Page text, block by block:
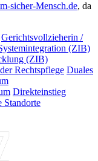
sicher-Mensch.de, da
Gerichtsvollzieherin /
(ZIB)
(ZIB)
Rechtspflege Duales
Direkteinstieg
Standorte